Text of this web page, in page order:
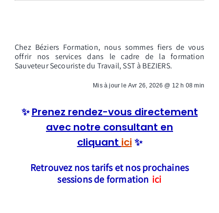
Chez Béziers Formation, nous sommes fiers de vous
offrir nos services dans le cadre de la formation
Sauveteur Secouriste du Travail, SST à BEZIERS.
Mis à jour le Avr 26, 2026 @ 12 h 08 min
✨Prenez rendez-vous directement
avec notre consultant en
cliquant ici ✨
Retrouvez nos tarifs et nos prochaines
sessions de formation ici